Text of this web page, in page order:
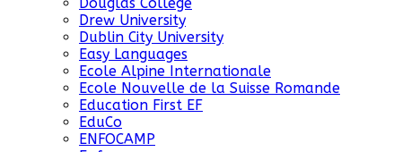
Douglas College
Drew University
Dublin City University
Easy Languages
Ecole Alpine Internationale
Ecole Nouvelle de la Suisse Romande
Education First EF
EduCo
ENFOCAMP